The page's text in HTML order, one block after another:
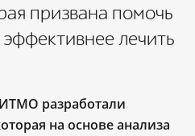
призвана помочь
лечить
разработали
на основе анализа